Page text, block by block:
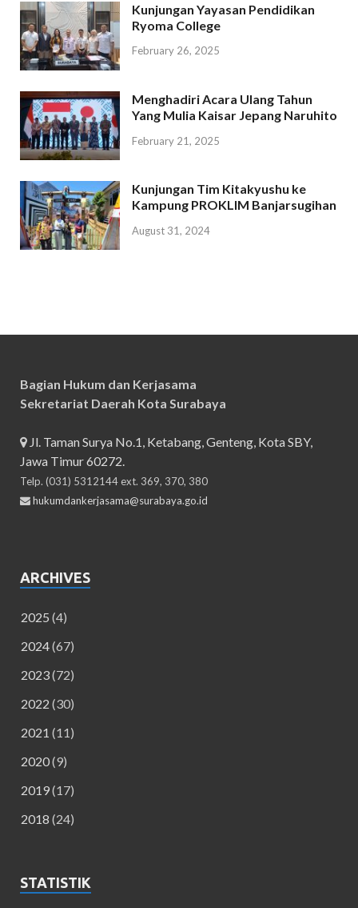
Kunjungan Yayasan Pendidikan
Ryoma College
February 26, 2025
Menghadiri Acara Ulang Tahun
Yang Mulia Kaisar Jepang Naruhito
February 21, 2025
Kunjungan Tim Kitakyushu ke
Kampung PROKLIM Banjarsugihan
August 31, 2024
Bagian Hukum dan Kerjasama
Sekretariat Daerah Kota Surabaya
Jl. Taman Surya No.1, Ketabang, Genteng, Kota SBY,
Jawa Timur 60272.
Telp. (031) 5312144 ext. 369, 370, 380
hukumdankerjasama@surabaya.go.id
ARCHIVES
2025 (4)
2024(67)
2023(72)
2022 (30)
2021 (11)
2020(9)
2019(17)
2018 (24)
STATISTIK